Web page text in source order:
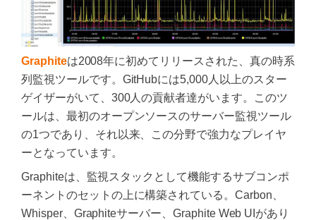
Graphiteは2008年に初めてリリースされた、真の時系
列監視ツールです。GitHubには5,000人以上のスター
ゲイザーがいて、300人の貢献者達がいます。このツ
ールは、最初のオープンソースのサーバー監視ツール
の1つであり、それ以来、この分野で強力なプレイヤ
ーとなっています。
Graphiteは、監視スタックとして機能するサブコンポ
ーネントのセットの上に構築されている。Carbon、
Whisper、Graphiteサーバー、Graphite Web UIがあり